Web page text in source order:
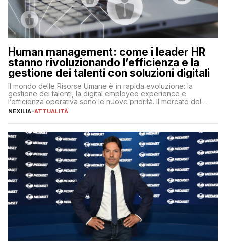
Human management: come i leader HR
stanno rivoluzionando l’efficienza e la
gestione dei talenti con soluzioni digitali
Il mondo delle Risorse Umane è in rapida evoluzione: la
gestione dei talenti, la digital employee experience e
l’efficienza operativa sono le nuove priorità. Il mercato del
lavoro, d’altra parte, è sempre più competitivo con una lotta
NEXILIA-ATTUALITÀ